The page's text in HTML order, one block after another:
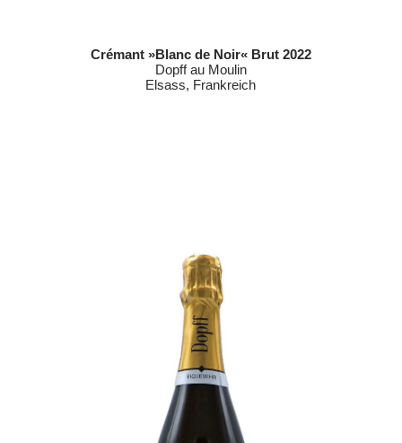
Crémant »Blanc de Noir« Brut 2022
Dopff au Moulin
Elsass, Frankreich